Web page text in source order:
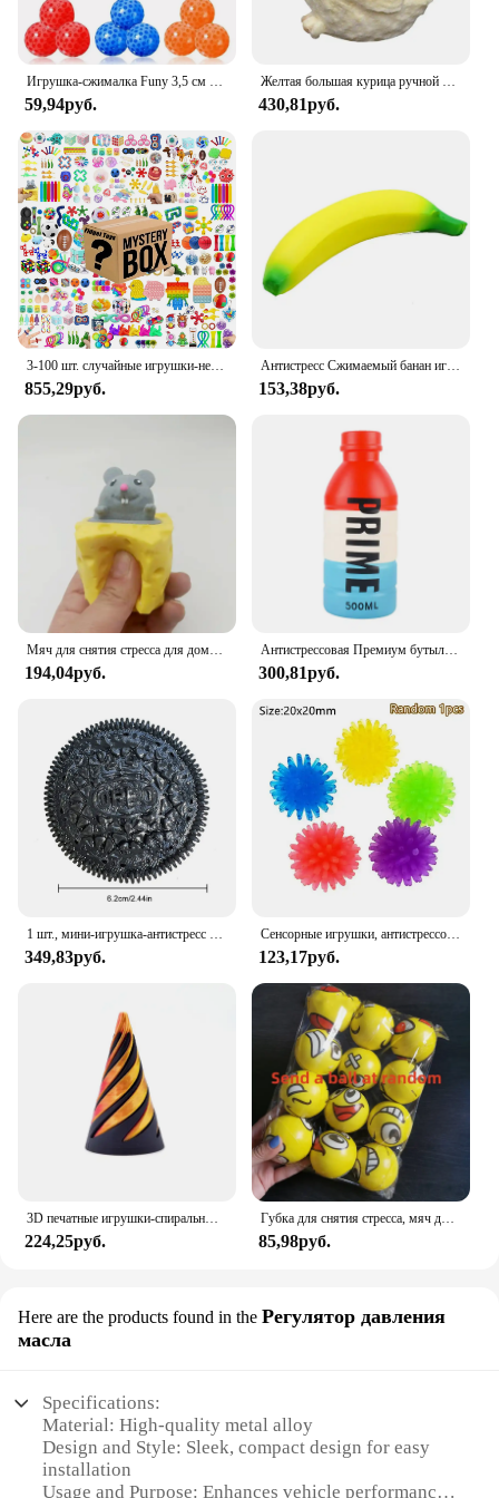
Игрушка-сжималка Funy 3,5 см ТПР, мягкий клей, сжимаемая игрушка, снимает беспокойство, мяч-сжималка
59,94руб.
Желтая большая курица ручной работы, плюшевая силиконовая Мягкая игрушка, игрушки, милая курица, цыплята, Таба, сжимаемая Подарочная игрушка, милая мягкая цыпленка
430,81руб.
3-100 шт. случайные игрушки-непоседы Mys-tery, подарочная упаковка, сумка-сюрприз, набор антистрессовых различных рельефных игрушек для детей, лидер продаж
855,29руб.
Антистресс Сжимаемый банан игрушки медленно растет Джамбо Сжимаемый фрукт для сжимания игрушка Смешные снятие стресса уменьшить давление опора
153,38руб.
Мяч для снятия стресса для домашних животных, Сырная мышь, зажим для сыра, Забавный мяч для снятия стресса, мячик для белки, игрушка для розыгрыша, игрушки-антистресс
194,04руб.
Антистрессовая Премиум бутылка для напитков, сжимаемая игрушка, мягкая набивная латте американо кофе, детский подарок на день рождения
300,81руб.
1 шт., мини-игрушка-антистресс из силикона
349,83руб.
Сенсорные игрушки, антистрессовые эластичные струны, Push It, мягкая цепочка, куб, радужный шар, мини-сжимаемая игрушка для взрослых, детский подарок
123,17руб.
3D печатные игрушки-спиральные конусы, невозможная пирамида, прозрачная скульптура, проходная пирамида, игрушка-непоседа, игрушки для снятия стресса, винты
224,25руб.
Губка для снятия стресса, мяч для снятия стресса, мяч-игрушка, сжимаемая ручка, запястье, упражнения для детей, взрослых, детей, креативные подарки
85,98руб.
Here are the products found in the Регулятор давления
масла
Specifications:
Material: High-quality metal alloy
Design and Style: Sleek, compact design for easy
installation
Usage and Purpose: Enhances vehicle performance